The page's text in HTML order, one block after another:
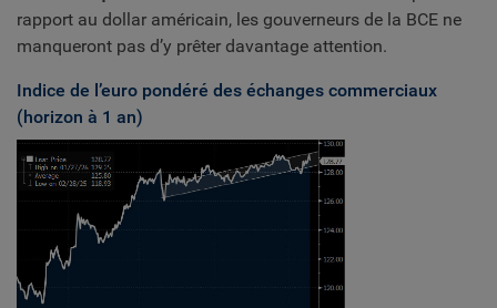
rapport au dollar américain, les gouverneurs de la BCE ne
manqueront pas d’y prêter davantage attention.
Indice de l’euro pondéré des échanges commerciaux
(horizon à 1 an)